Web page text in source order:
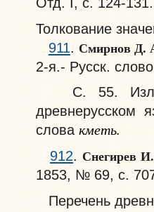
Толкование
911. Смирнов Д.
2-я.- Русск.
С. 55.
древнерусском
слова кметь.
912. Снегирев
1853, № 69, с.
Перечень